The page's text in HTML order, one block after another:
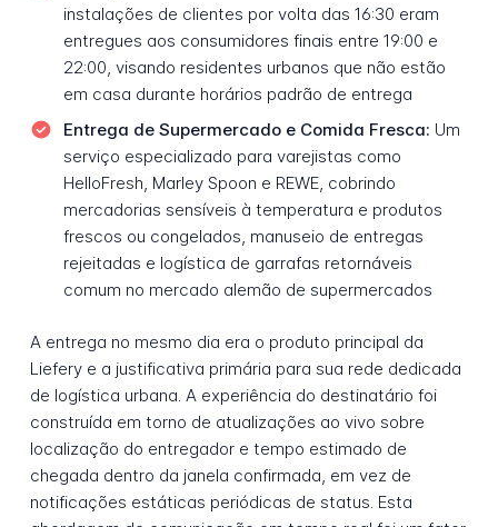
instalações de clientes por volta das 16:30 eram
entregues aos consumidores finais entre 19:00 e
22:00, visando residentes urbanos que não estão
em casa durante horários padrão de entrega
Entrega de Supermercado e Comida Fresca: Um
serviço especializado para varejistas como
HelloFresh, Marley Spoon e REWE, cobrindo
mercadorias sensíveis à temperatura e produtos
frescos ou congelados, manuseio de entregas
rejeitadas e logística de garrafas retornáveis
comum no mercado alemão de supermercados
A entrega no mesmo dia era o produto principal da
Liefery e a justificativa primária para sua rede dedicada
de logística urbana. A experiência do destinatário foi
construída em torno de atualizações ao vivo sobre
localização do entregador e tempo estimado de
chegada dentro da janela confirmada, em vez de
notificações estáticas periódicas de status. Esta